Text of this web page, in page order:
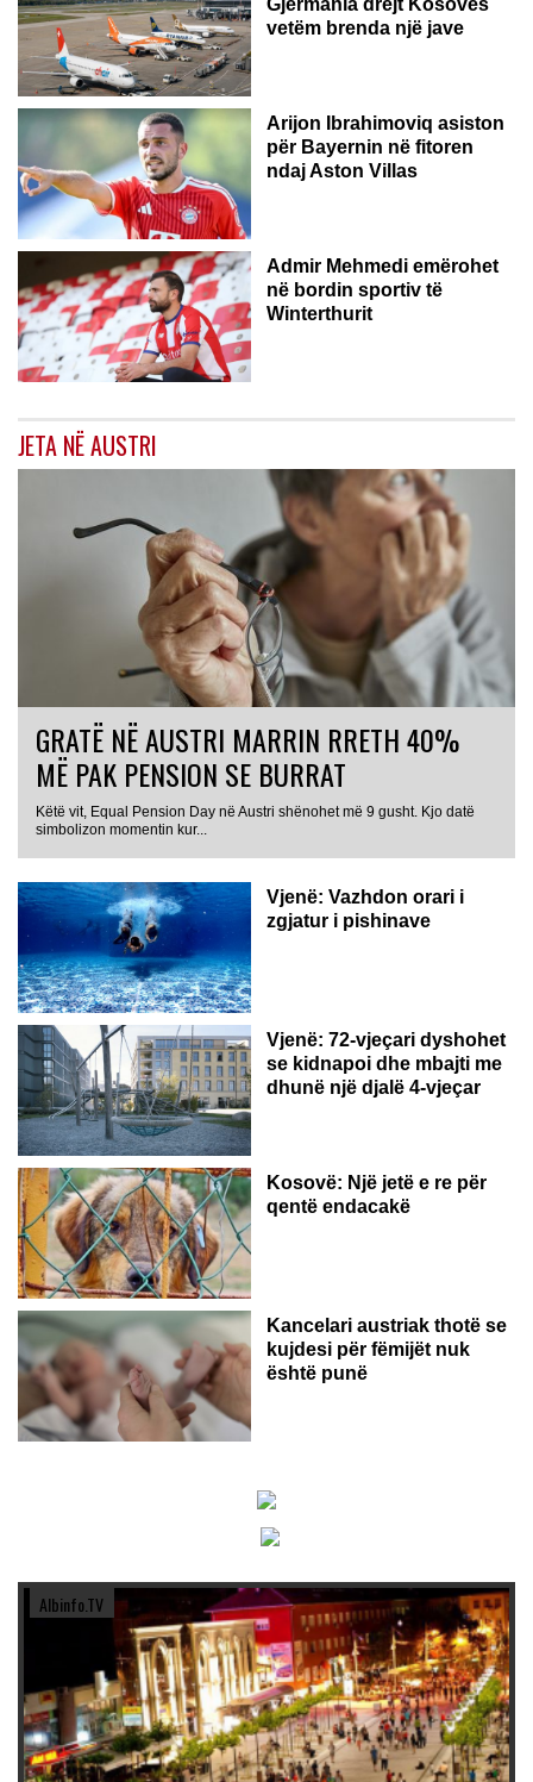
Gjermania drejt Kosovës
vetëm brenda një jave
Arijon Ibrahimoviq asiston
për Bayernin në fitoren
ndaj Aston Villas
ZVICËR
Admir Mehmedi emërohet
në bordin sportiv të
Winterthurit
JETA NË AUSTRI
GRATË NË AUSTRI MARRIN RRETH 40%
MË PAK PENSION SE BURRAT
Këtë vit, Equal Pension Day në Austri shënohet më 9 gusht. Kjo datë
simbolizon momentin kur...
Vjenë: Vazhdon orari i
zgjatur i pishinave
Vjenë: 72-vjeçari dyshohet
se kidnapoi dhe mbajti me
dhunë një djalë 4-vjeçar
Kosovë: Një jetë e re për
qentë endacakë
Kancelari austriak thotë se
kujdesi për fëmijët nuk
është punë
Albinfo.TV